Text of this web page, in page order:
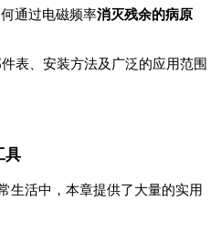
何通过电磁频率消灭残余的病原
件表、安装方法及广泛的应用范围
具
生活中，本章提供了大量的实用